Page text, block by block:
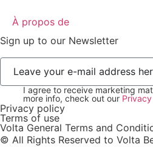
À propos de
Sign up to our Newsletter
I agree to receive marketing
more info, check out our
© All Rights Reserved to Volta
Privacy policy
Terms of use
Volta General Terms and